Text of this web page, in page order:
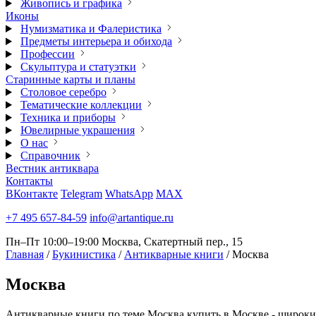
Живопись и графика
Иконы
Нумизматика и Фалеристика
Предметы интерьера и обихода
Профессии
Скульптура и статуэтки
Старинные карты и планы
Столовое серебро
Тематические коллекции
Техника и приборы
Ювелирные украшения
О нас
Справочник
Вестник антиквара
Контакты
ВКонтакте Telegram WhatsApp MAX
+7 495 657-84-59 info@artantique.ru
Пн–Пт 10:00–19:00 Москва, Скатертный пер., 15
Главная / Букинистика / Антикварные книги / Москва
Москва